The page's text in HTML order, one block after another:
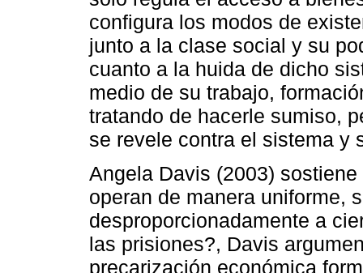
configura los modos de
junto a la clase social y su
cuanto a la huida de dicho
medio de su trabajo,
tratando de hacerle sumiso,
se revele contra el sistema y
Angela Davis (2003)
operan de manera uniforme,
desproporcionadamente a
las prisiones?, Davis
precarización económica